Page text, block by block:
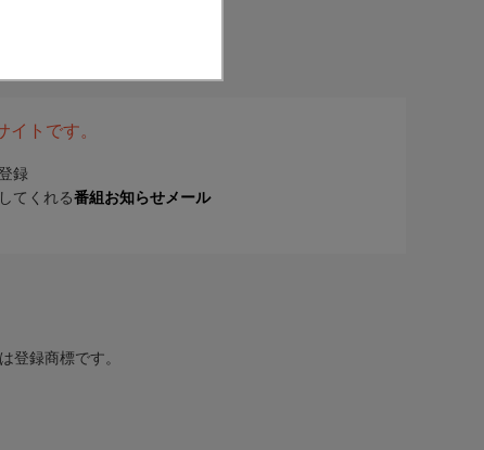
トです。
録
てくれる番組お知らせメール
登録商標です。